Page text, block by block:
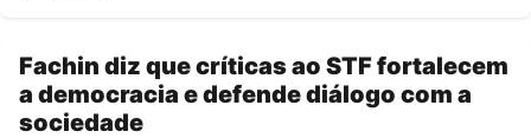
Fachin diz que críticas ao STF fortalecem
a democracia e defende diálogo com a
sociedade